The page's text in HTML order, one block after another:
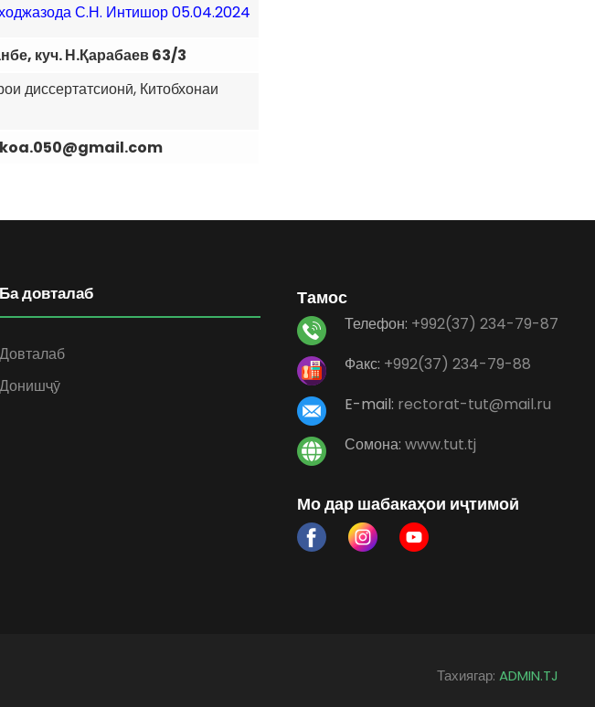
С.Н. Интишор 05.04.2024
куч. Н.Қарабаев 63/3
диссертатсионӣ, Китобхонаи
Ба довталаб
Довталаб
Донишҷӯ
Тамос
Телефон: +992(37) 234-79-87
Факс: +992(37) 234-79-88
E-mail: rectorat-tut@mail.ru
Сомона: www.tut.tj
Мо дар шабакаҳои иҷтимоӣ
Тахиягар: ADMIN.TJ